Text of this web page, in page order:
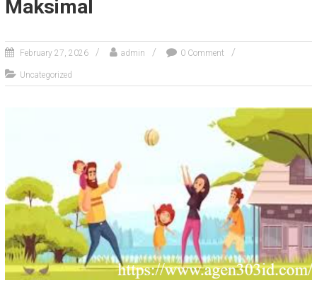
Maksimal
February 27, 2026 admin 0 Comment
Uncategorized